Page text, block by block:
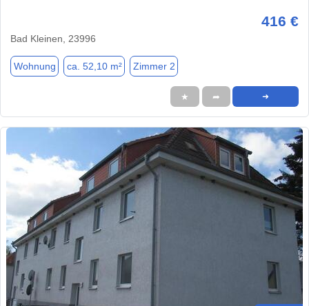
416 €
Bad Kleinen, 23996
Wohnung ca. 52,10 m² Zimmer 2
★ ➦ ➜